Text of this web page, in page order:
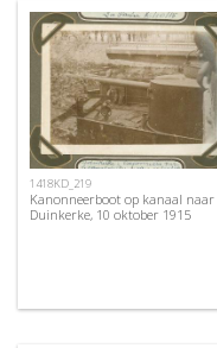
1418KD_219
Kanonneerboot op kanaal naar
Duinkerke, 10 oktober 1915